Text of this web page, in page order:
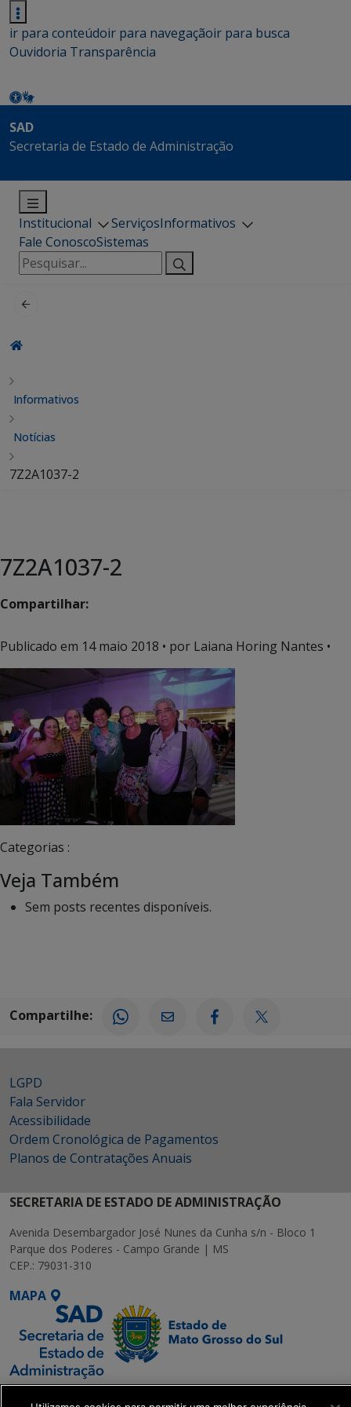
ir para conteúdoir para navegaçãoir para busca
Ouvidoria Transparência
SAD
Secretaria de Estado de Administração
Institucional ServiçosInformativos
Fale ConoscoSistemas
Pesquisar
por:
Informativos
Notícias
7Z2A1037-2
7Z2A1037-2
Compartilhar:
Publicado em 14 maio 2018 • por Laiana Horing Nantes •
Categorias :
Veja Também
Sem posts recentes disponíveis.
Compartilhe:
LGPD
Fala Servidor
Acessibilidade
Ordem Cronológica de Pagamentos
Planos de Contratações Anuais
SECRETARIA DE ESTADO DE ADMINISTRAÇÃO
Avenida Desembargador José Nunes da Cunha s/n - Bloco 1
Parque dos Poderes - Campo Grande | MS
CEP.: 79031-310
MAPA